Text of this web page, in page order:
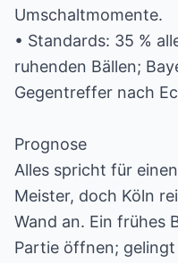
Umschaltmomente.
• Standards: 35 %
ruhenden Bällen;
Gegentreffer nach
Prognose
Alles spricht für
Meister, doch Köln
Wand an. Ein frühes
Partie öffnen; gelingt